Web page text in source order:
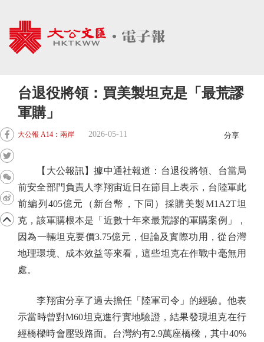
台退役將領：買美製坦克是「最荒謬
軍購」
大公報 A14：兩岸 2026-05-11 分享
【大公報訊】據中通社報道：台退役將領、台當局
前安全部門負責人李翔宙近日在節目上表示，台陸軍此
前編列405億元（新台幣，下同）採購美製M1A2T坦
克，該軍購根本是「近數十年來最荒謬的軍購案例」，
因為一輛坦克要價3.75億元，但論及實際功用，從台灣
地理環境、成本效益等來看，這些坦克在作戰中毫無用
處。
李翔宙分享了過去擔任「陸軍司令」的經驗。他表
示當時曾對M60坦克進行實地驗證，結果發現坦克在行
經橋樑時會壓毀路面。台灣約有2.9萬座橋樑，其中40%